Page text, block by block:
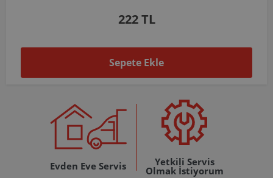
Evden Eve Servis Yetkili Servis
Olmak İstiyorum